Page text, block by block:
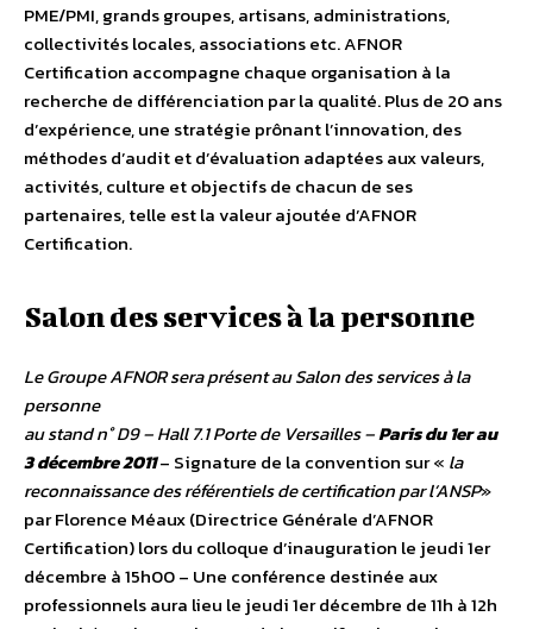
PME/PMI, grands groupes, artisans, administrations,
collectivités locales, associations etc. AFNOR
Certification accompagne chaque organisation à la
recherche de différenciation par la qualité. Plus de 20 ans
d’expérience, une stratégie prônant l’innovation, des
méthodes d’audit et d’évaluation adaptées aux valeurs,
activités, culture et objectifs de chacun de ses
partenaires, telle est la valeur ajoutée d’AFNOR
Certification.
Salon des services à la personne
Le Groupe AFNOR sera présent au Salon des services à la
personne
au stand n° D9 – Hall 7.1 Porte de Versailles –Paris du 1er au
3 décembre 2011– Signature de la convention sur « la
reconnaissance des référentiels de certification par l’ANSP»
par Florence Méaux (Directrice Générale d’AFNOR
Certification) lors du colloque d’inauguration le jeudi 1er
décembre à 15h00 – Une conférence destinée aux
professionnels aura lieu le jeudi 1er décembre de 11h à 12h